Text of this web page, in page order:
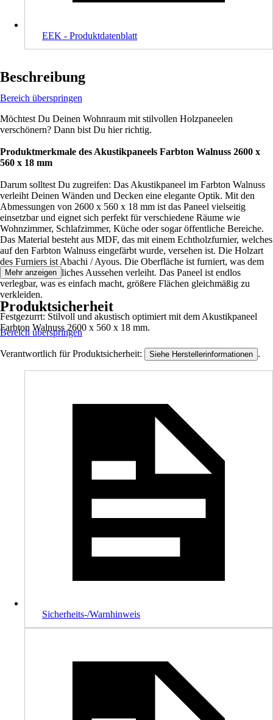
EEK - Produktdatenblatt
Beschreibung
Bereich überspringen
Möchtest Du Deinen Wohnraum mit stilvollen Holzpaneelen
verschönern? Dann bist Du hier richtig.
Produktmerkmale des Akustikpaneels Farbton Walnuss 2600 x
560 x 18 mm
Darum solltest Du zugreifen: Das Akustikpaneel im Farbton Walnuss
verleiht Deinen Wänden und Decken eine elegante Optik. Mit den
Abmessungen von 2600 x 560 x 18 mm ist das Paneel vielseitig
einsetzbar und eignet sich perfekt für verschiedene Räume wie
Wohnzimmer, Schlafzimmer, Küche oder sogar öffentliche Bereiche.
Das Material besteht aus MDF, das mit einem Echtholzfurnier, welches
auf den Farbton Walnuss eingefärbt wurde, versehen ist. Die Holzart
des Furniers ist Abachi / Ayous. Die Oberfläche ist furniert, was dem
Paneel ein natürliches Aussehen verleiht. Das Paneel ist endlos
verlegbar, was es einfach macht, größere Flächen gleichmäßig zu
verkleiden.
Festgezurrt: Stilvoll und akustisch optimiert mit dem Akustikpaneel
Farbton Walnuss 2600 x 560 x 18 mm.
Mehr anzeigen
Produktsicherheit
Bereich überspringen
Verantwortlich für Produktsicherheit: Siehe Herstellerinformationen .
Sicherheits-/Warnhinweis